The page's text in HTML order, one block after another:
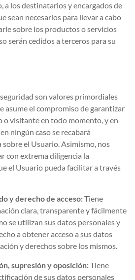
a los destinatarios y encargados de
sean necesarios para llevar a cabo
sobre los productos o servicios
serán cedidos a terceros para su
son valores primordiales
asume el compromiso de garantizar
o visitante en todo momento, y en
ningún caso se recabará
el Usuario. Asimismo, nos
con extrema diligencia la
el Usuario pueda facilitar a través
y derecho de acceso:Tiene
clara, transparente y fácilmente
se utilizan sus datos personales y
a obtener acceso a sus datos
y derechos sobre los mismos.
supresión y oposición:Tiene
de sus datos personales